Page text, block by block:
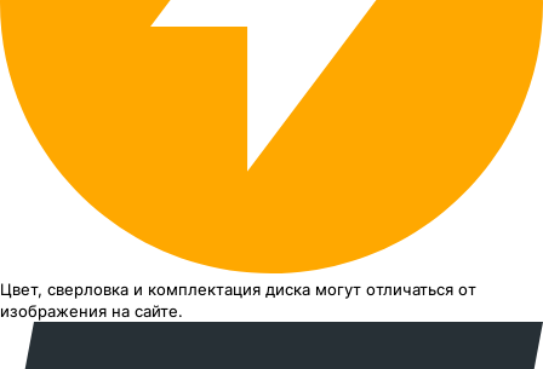
Цвет, сверловка и комплектация диска могут отличаться от
изображения на сайте.